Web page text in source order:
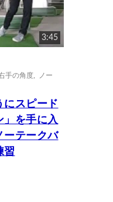
3:45
手の角度
ノー
にスピード
」を手に入
ーテークバ
習